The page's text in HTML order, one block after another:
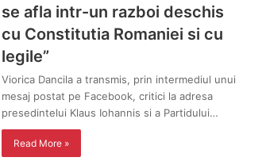
se afla intr-un razboi deschis
cu Constitutia Romaniei si cu
legile”
Viorica Dancila a transmis, prin intermediul unui
mesaj postat pe Facebook, critici la adresa
presedintelui Klaus Iohannis si a Partidului…
Read More »